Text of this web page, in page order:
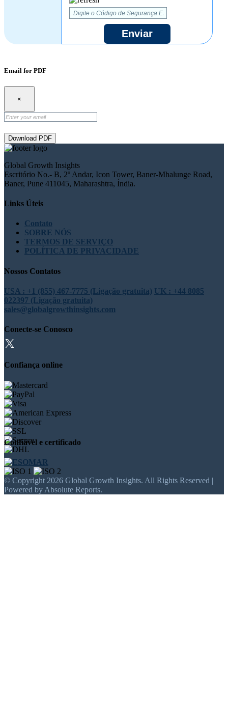
Enviar
Email for PDF
×
Download PDF
Global Growth Insights
Escritório No.- B, 2º Andar, Icon Tower, Baner-Mhalunge Road,
Baner, Pune 411045, Maharashtra, Índia.
Links Úteis
Contato
SOBRE NÓS
TERMOS DE SERVIÇO
POLÍTICA DE PRIVACIDADE
Nossos Contatos
USA : +1 (855) 467-7775 (Ligação gratuita) UK : +44 8085
022397 (Ligação gratuita)
sales@globalgrowthinsights.com
Conecte-se Conosco
Confiança online
Confiável e certificado
© Copyright 2026 Global Growth Insights. All Rights Reserved |
Powered by Absolute Reports.